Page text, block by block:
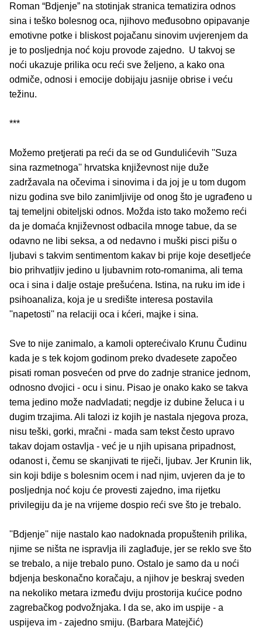
Roman “Bdjenje” na stotinjak stranica tematizira odnos
sina i teško bolesnog oca, njihovo međusobno opipavanje
emotivne potke i bliskost pojačanu sinovim uvjerenjem da
je to posljednja noć koju provode zajedno. U takvoj se
noći ukazuje prilika ocu reći sve željeno, a kako ona
odmiče, odnosi i emocije dobijaju jasnije obrise i veću
težinu.
***
Možemo pretjerati pa reći da se od Gundulićevih ''Suza
sina razmetnoga'' hrvatska književnost nije duže
zadržavala na očevima i sinovima i da joj je u tom dugom
nizu godina sve bilo zanimljivije od onog što je ugrađeno u
taj temeljni obiteljski odnos. Možda isto tako možemo reći
da je domaća književnost odbacila mnoge tabue, da se
odavno ne libi seksa, a od nedavno i muški pisci pišu o
ljubavi s takvim sentimentom kakav bi prije koje desetljeće
bio prihvatljiv jedino u ljubavnim roto-romanima, ali tema
oca i sina i dalje ostaje prešućena. Istina, na ruku im ide i
psihoanaliza, koja je u središte interesa postavila
''napetosti'' na relaciji oca i kćeri, majke i sina.
Sve to nije zanimalo, a kamoli opterećivalo Krunu Čudinu
kada je s tek kojom godinom preko dvadesete započeo
pisati roman posvećen od prve do zadnje stranice jednom,
odnosno dvojici - ocu i sinu. Pisao je onako kako se takva
tema jedino može nadvladati; negdje iz dubine želuca i u
dugim trzajima. Ali talozi iz kojih je nastala njegova proza,
nisu teški, gorki, mračni - mada sam tekst često upravo
takav dojam ostavlja - već je u njih upisana pripadnost,
odanost i, čemu se skanjivati te riječi, ljubav. Jer Krunin lik,
sin koji bdije s bolesnim ocem i nad njim, uvjeren da je to
posljednja noć koju će provesti zajedno, ima rijetku
privilegiju da je na vrijeme dospio reći sve što je trebalo.
''Bdjenje'' nije nastalo kao nadoknada propuštenih prilika,
njime se ništa ne ispravlja ili zaglađuje, jer se reklo sve što
se trebalo, a nije trebalo puno. Ostalo je samo da u noći
bdjenja beskonačno koračaju, a njihov je beskraj sveden
na nekoliko metara između dviju prostorija kućice podno
zagrebačkog podvožnjaka. I da se, ako im uspije - a
uspijeva im - zajedno smiju. (Barbara Matejčić)